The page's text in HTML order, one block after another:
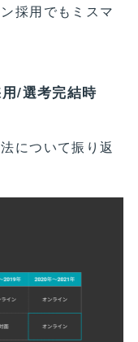
採用でもミスマ
/選考完結時
について振り返